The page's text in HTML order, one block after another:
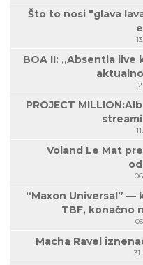
Što to nosi "glava
BOA II: „Absentia live
PROJECT
Voland Le Mat
“Maxon Universal”
TBF, konačno
Macha Ravel